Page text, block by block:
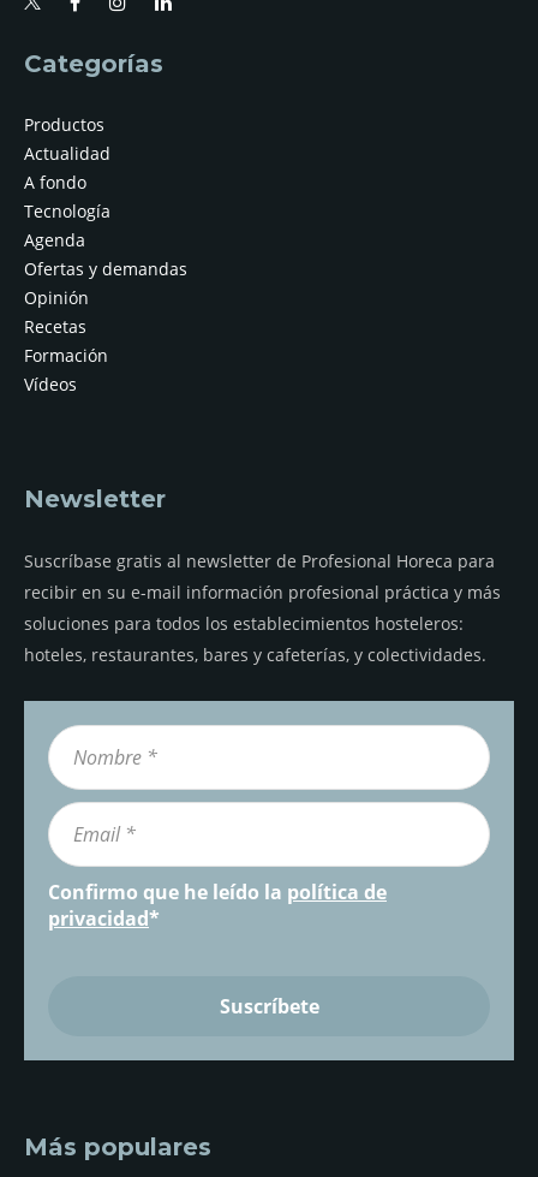
Categorías
Productos
Actualidad
A fondo
Tecnología
Agenda
Ofertas y demandas
Opinión
Recetas
Formación
Vídeos
Newsletter
Suscríbase gratis al newsletter de Profesional Horeca para
recibir en su e-mail información profesional práctica y más
soluciones para todos los establecimientos hosteleros:
hoteles, restaurantes, bares y cafeterías, y colectividades.
Confirmo que he leído la política de
privacidad*
Más populares